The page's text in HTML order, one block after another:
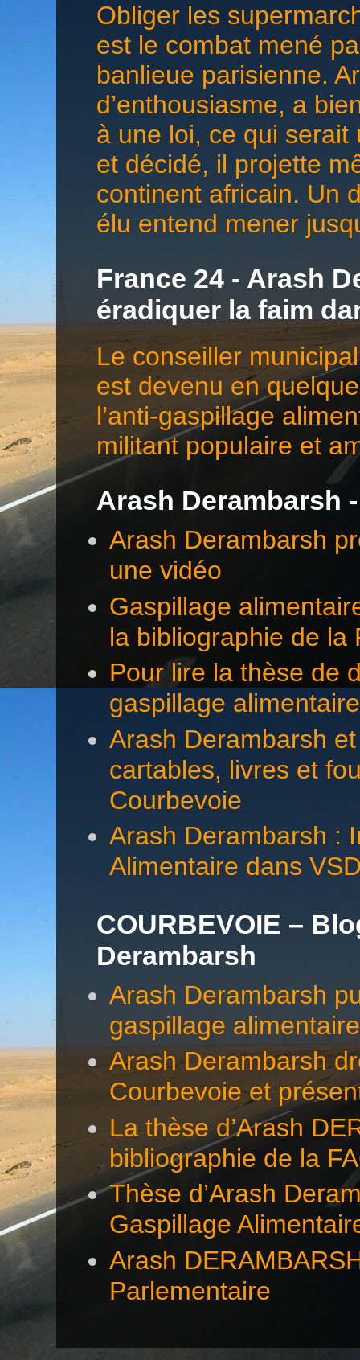
Obliger les
est le combat mené
banlieue parisienne.
d’enthousiasme, a
à une loi, ce qui
et décidé, il projette
continent africain. Un
élu entend mener
France 24 - Arash
éradiquer la faim
Le conseiller
est devenu en
l’anti-gaspillage
militant populaire et
Arash Derambarsh
Arash Derambarsh
une vidéo
Gaspillage
la bibliographie de la
Pour lire la thèse de
gaspillage alimentaire
Arash Derambarsh
cartables, livres et
Courbevoie
Arash Derambarsh :
Alimentaire dans
COURBEVOIE –
Derambarsh
Arash Derambarsh
gaspillage
Arash Derambarsh
Courbevoie et
La thèse d’Arash
bibliographie de la
Thèse d’Arash
Gaspillage
Arash
Parlementaire